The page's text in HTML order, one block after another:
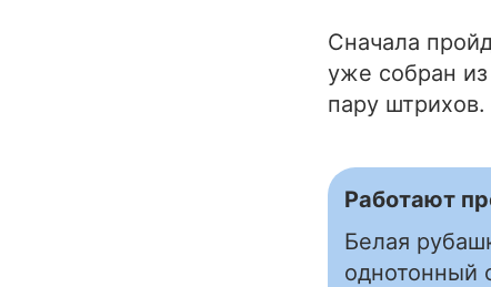
Сначала
уже собран
пару штрихов.
Работают
Белая
однотонный